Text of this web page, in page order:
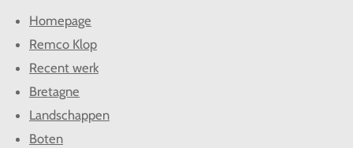
l
r
e
Homepage
Remco Klop
Recent werk
Bretagne
Landschappen
Boten